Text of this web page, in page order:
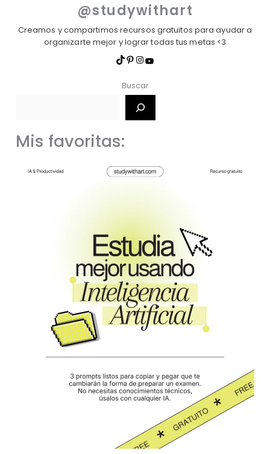
@studywithart
Creamos y compartimos recursos gratuitos para ayudar a
organizarte mejor y lograr todas tus metas <3
Buscar
Mis favoritas: